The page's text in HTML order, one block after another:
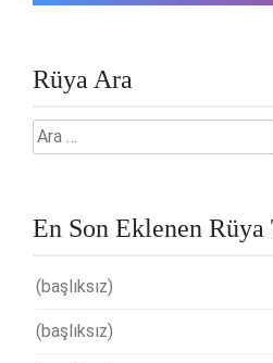
Rüya Ara
Arama:
En Son Eklenen
(başlıksız)
(başlıksız)